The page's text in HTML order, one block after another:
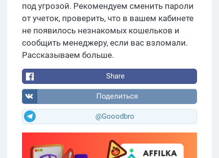
под угрозой. Рекомендуем сменить пароли
от учеток, проверить, что в вашем кабинете
не появилось незнакомых кошельков и
сообщить менеджеру, если вас взломали.
Рассказываем больше.
Share
Поделиться
@Gooodbro